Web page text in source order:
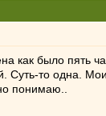
как было пять
то одна.
понимаю..